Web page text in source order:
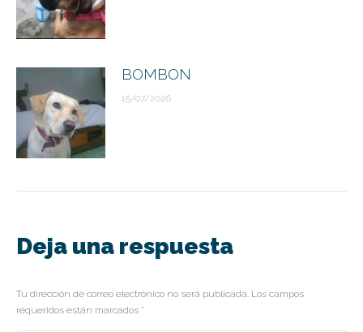
BOMBON
15/07/2026
Deja una respuesta
Tu dirección de correo electrónico no será publicada. Los campos
requeridos están marcados *